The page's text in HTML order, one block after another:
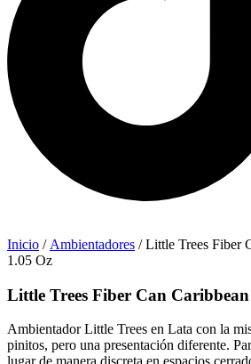
Inicio / Ambientadores / Little Trees Fiber
1.05 Oz
Little Trees Fiber Can
Ambientador Little Trees en Lata con la
pinitos, pero una presentación diferente.